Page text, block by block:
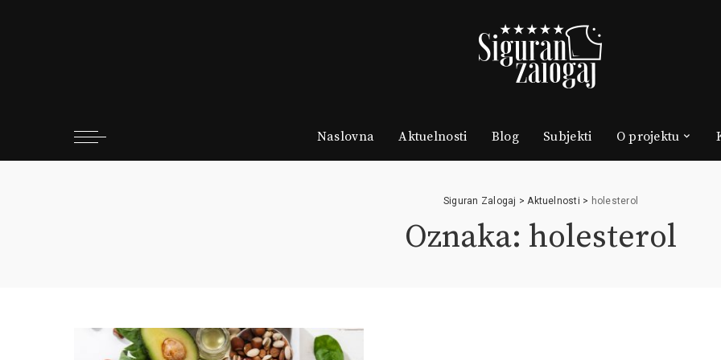
Naslovna Aktuelnosti Blog Subjekti O projektu
Siguran Zalogaj >Aktuelnosti > holesterol
Oznaka: holesterol